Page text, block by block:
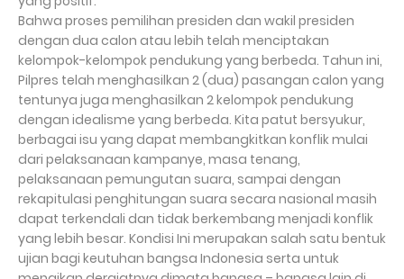
Bahwa proses pemilihan presiden dan wakil presiden
dengan dua calon atau lebih telah menciptakan
kelompok-kelompok pendukung yang berbeda. Tahun ini,
Pilpres telah menghasilkan 2 (dua) pasangan calon yang
tentunya juga menghasilkan 2 kelompok pendukung
dengan idealisme yang berbeda. Kita patut bersyukur,
berbagai isu yang dapat membangkitkan konflik mulai
dari pelaksanaan kampanye, masa tenang,
pelaksanaan pemungutan suara, sampai dengan
rekapitulasi penghitungan suara secara nasional masih
dapat terkendali dan tidak berkembang menjadi konflik
yang lebih besar. Kondisi Ini merupakan salah satu bentuk
ujian bagi keutuhan bangsa Indonesia serta untuk